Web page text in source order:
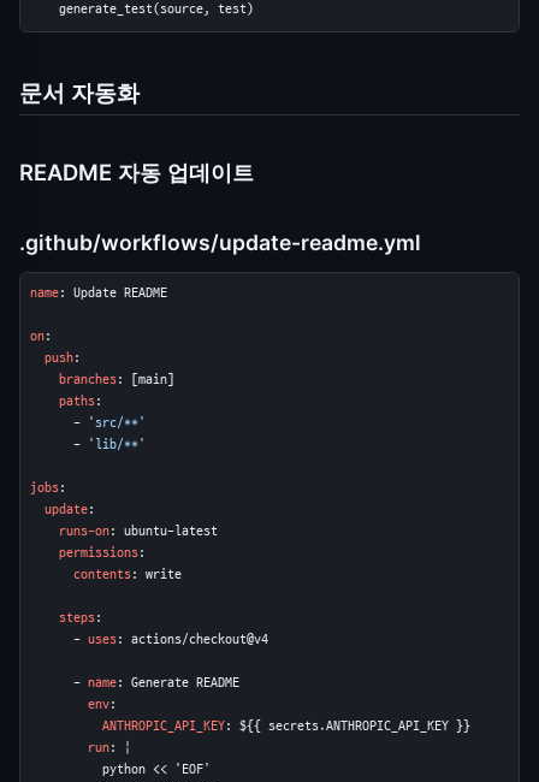
    generate_test(source, test)
문서 자동화
README 자동 업데이트
.github/workflows/update-readme.yml
name: Update README
on:
push:
branches: [main]
paths:
      -
'src/**'
      -
'lib/**'
jobs:
update:
runs-on: ubuntu-latest
permissions:
contents: write
steps:
      -
uses: actions/checkout@v4
      -
name: Generate README
env:
ANTHROPIC_API_KEY: ${{ secrets.ANTHROPIC_API_KEY }}
run: |
          python << 'EOF'